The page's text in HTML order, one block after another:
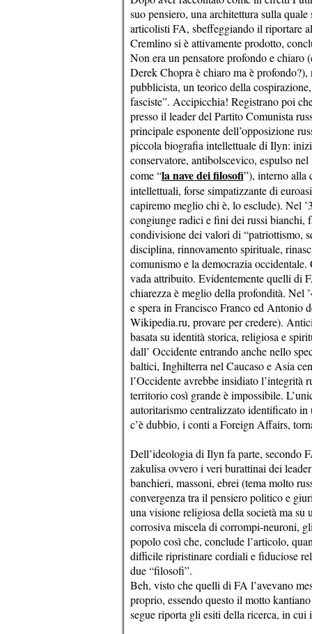
suo pensiero, una architettura sulla
articolisti FA, sbeffeggiando il riportare
Cremlino si è attivamente prodotto,
Non era un pensatore profondo e chiaro
Derek Chopra è chiaro ma è
pubblicista, un teorico della
fasciste”. Accipicchia! Registrano poi
presso il leader del Partito Comunista
principale esponente dell’opposizione
piccola biografia intellettuale di Ilyn:
conservatore, antibolscevico, espulso
come “la nave dei filosofi”), interno alla
intellettuali, forse simpatizzante di
capiremo meglio chi è, lo esclude). Nel
congiunge radici e fini dei russi bianchi,
condivisione dei valori di “patriottismo,
disciplina, rinnovamento spirituale,
comunismo e la democrazia
vada attribuito. Evidentemente quelli di
chiarezza è meglio della profondità. Nel
e spera in Francisco Franco ed Antonio
Wikipedia.ru, provare per credere).
basata su identità storica, religiosa e
dall’ Occidente entrando anche nello
baltici, Inghilterra nel Caucaso e Asia
l’Occidente avrebbe insidiato l’integrità
territorio così grande è impossibile.
autoritarismo centralizzato identificato
c’è dubbio, i conti a Foreign Affairs,
Dell’ideologia di Ilyn fa parte, secondo
zakulisa ovvero i veri burattinai dei
banchieri, massoni, ebrei (tema molto
convergenza tra il pensiero politico e
una visione religiosa della società ma
corrosiva miscela di corrompi-neuroni,
popolo così che, conclude l’articolo,
difficile ripristinare cordiali e fiduciose
due “filosofi”.
Beh, visto che quelli di FA l’avevano
proprio, essendo questo il motto
segue riporta gli esiti della ricerca, in